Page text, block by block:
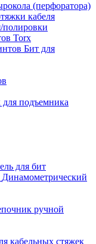
(перфоратора)
кабеля
полировки
Torx
Бит для
для подъемника
для бит
Динамометрический
ручной